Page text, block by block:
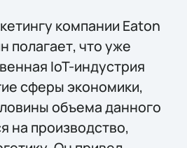
компании Eaton
полагает, что уже
IoT-индустрия
сферы экономики,
объема данного
на производство,